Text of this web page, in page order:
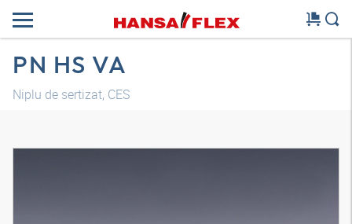
PN HS VA
Niplu de sertizat, CES